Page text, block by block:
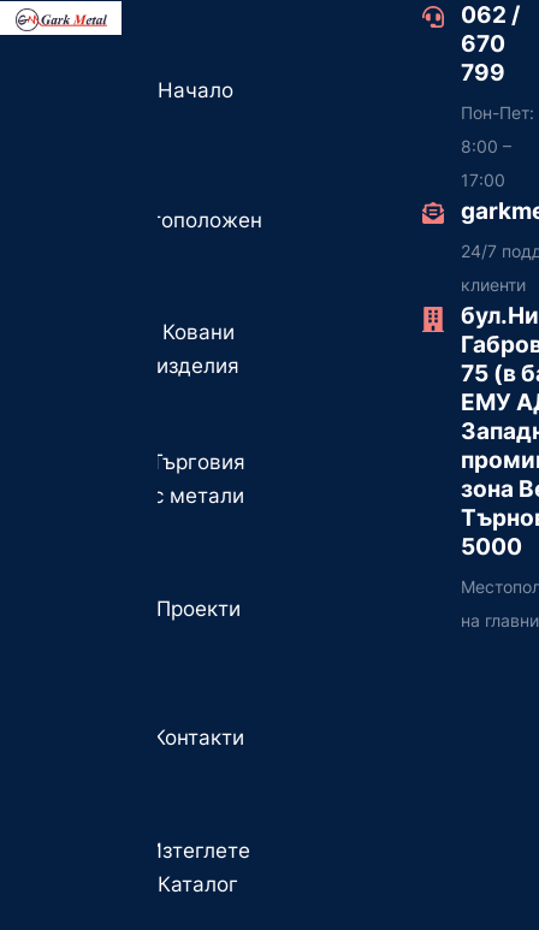
Начало
Местоположение
Ковани
изделия
Търговия
с метали
Проекти
Контакти
Изтеглете
Каталог
062 /
670
799
Пон-Пет:
8:00 –
17:00
24/7
клиенти
75 (в
ЕМУ
зона
5000
на